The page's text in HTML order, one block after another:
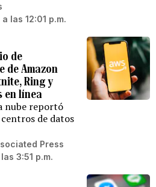
las 12:01 p.m.
de
de Amazon
Ring y
en línea
nube reportó
de datos
Press
3:51 p.m.